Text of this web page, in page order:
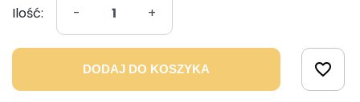
Ilość: - +
DODAJ DO KOSZYKA favorite_border